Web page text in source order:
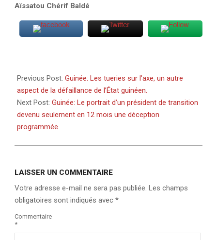
Aïssatou Chérif Baldé
09-
06
Previous Post: Guinée: Les tueries sur l’axe, un autre
aspect de la défaillance de l’État guinéen.
Next Post: Guinée: Le portrait d’un président de transition
devenu seulement en 12 mois une déception
programmée.
LAISSER UN COMMENTAIRE
Votre adresse e-mail ne sera pas publiée. Les champs
obligatoires sont indiqués avec *
Commentaire
*